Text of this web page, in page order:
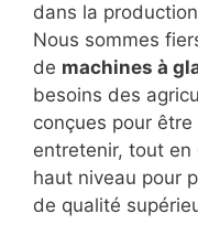
dans la
Nous sommes
de machines à
besoins des
conçues pour
entretenir, tout
haut niveau pour
de qualité